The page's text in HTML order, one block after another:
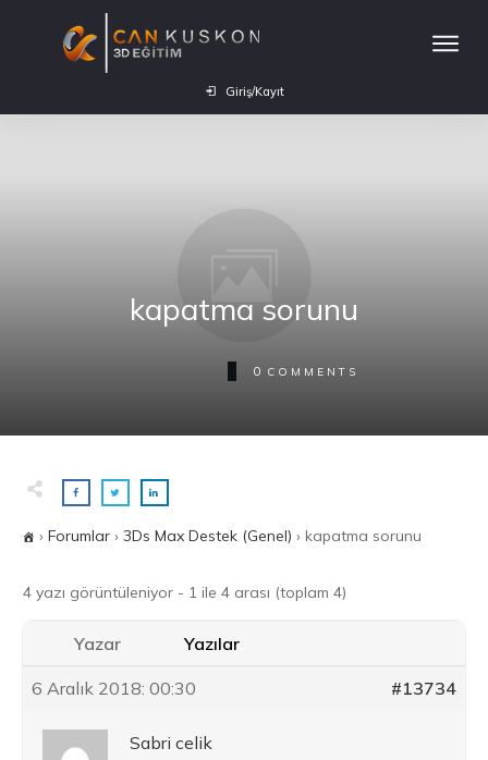
Giriş/Kayıt
kapatma sorunu
0 COMMENTS
› Forumlar › 3Ds Max Destek (Genel) › kapatma sorunu
4 yazı görüntüleniyor - 1 ile 4 arası (toplam 4)
Yazar Yazılar
6 Aralık 2018: 00:30 #13734
Sabri celik